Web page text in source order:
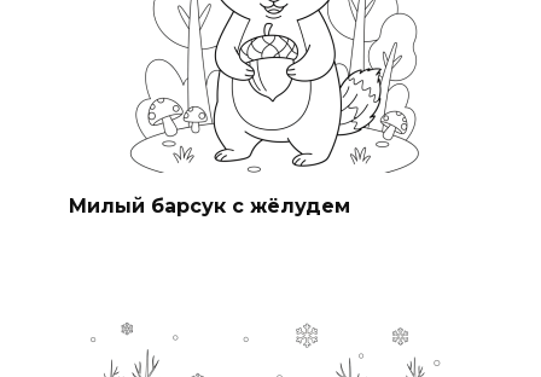
Милый барсук с жёлудем